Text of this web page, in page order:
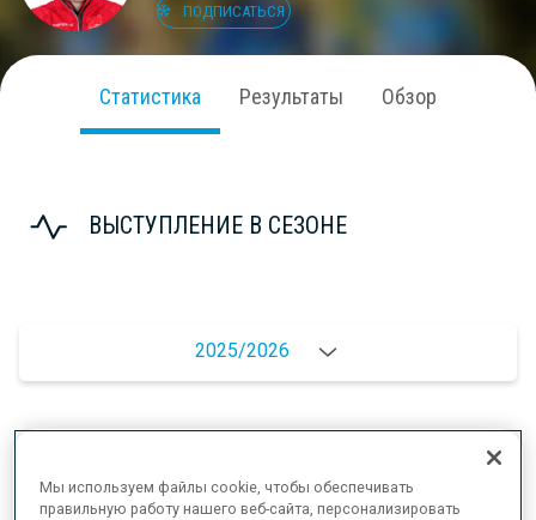
ПОДПИСАТЬСЯ
Статистика Результаты Обзор
ВЫСТУПЛЕНИЕ В СЕЗОНЕ
2025/2026
Мы используем файлы cookie, чтобы обеспечивать
правильную работу нашего веб-сайта, персонализировать